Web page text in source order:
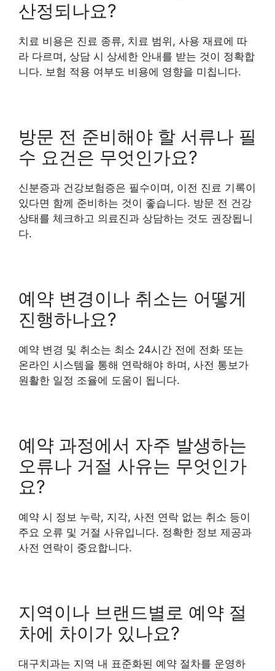
산정되나요?
치료 비용은 진료 종류, 치료 범위, 사용 재료에 따
라 다르며, 상담 시 상세한 안내를 받는 것이 정확합
니다. 보험 적용 여부도 비용에 영향을 미칩니다.
방문 전 준비해야 할 서류나 필
수 요건은 무엇인가요?
신분증과 건강보험증은 필수이며, 이전 진료 기록이
있다면 함께 준비하는 것이 좋습니다. 방문 전 건강
상태를 체크하고 의료진과 상담하는 것도 권장됩니
다.
예약 변경이나 취소는 어떻게
진행하나요?
예약 변경 및 취소는 최소 24시간 전에 전화 또는
온라인 시스템을 통해 연락해야 하며, 사전 통보가
원활한 일정 조율에 도움이 됩니다.
예약 과정에서 자주 발생하는
오류나 거절 사유는 무엇인가
요?
예약 시 정보 누락, 지각, 사전 연락 없는 취소 등이
주요 오류 및 거절 사유입니다. 정확한 정보 제공과
사전 연락이 중요합니다.
지역이나 브랜드별로 예약 절
차에 차이가 있나요?
대구치과는 지역 내 표준화된 예약 절차를 운영하